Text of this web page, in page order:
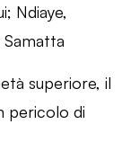
Ndiaye,
superiore, il
pericolo di